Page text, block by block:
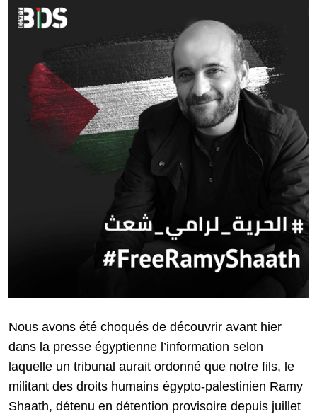
Nous avons été choqués de découvrir avant hier
dans la presse égyptienne l’information selon
laquelle un tribunal aurait ordonné que notre fils, le
militant des droits humains égypto-palestinien Ramy
Shaath, détenu en détention provisoire depuis juillet